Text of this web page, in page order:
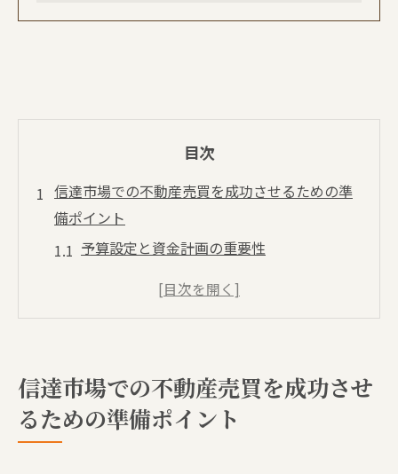
目次
信達市場での不動産売買を成功させるための準
備ポイント
予算設定と資金計画の重要性
不動産会社との信頼関係構築
法律や規制に関する基礎知識の取得
泉南市信達市場での不動産購入における地域特
信達市場での不動産売買を成功させ
るための準備ポイント